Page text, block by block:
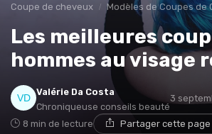
Coupe de cheveux Modèles de Coupes de
Les meilleures
hommes au visage
Valérie Da Costa
Chroniqueuse conseils beauté
3
8 min de lecture Partager cette page